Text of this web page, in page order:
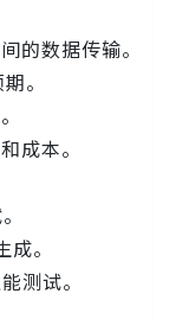
的数据传输。
。
成本。
。
测试。